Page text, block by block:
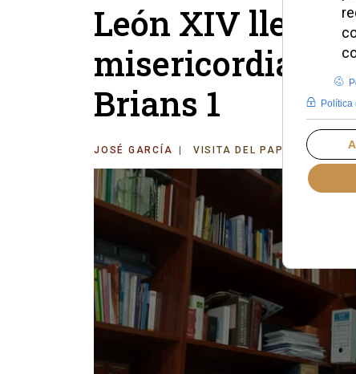
León XIV
misericordia y
Brians 1
JOSÉ GARCÍA VISITA DEL PAPA LEÓN XIV